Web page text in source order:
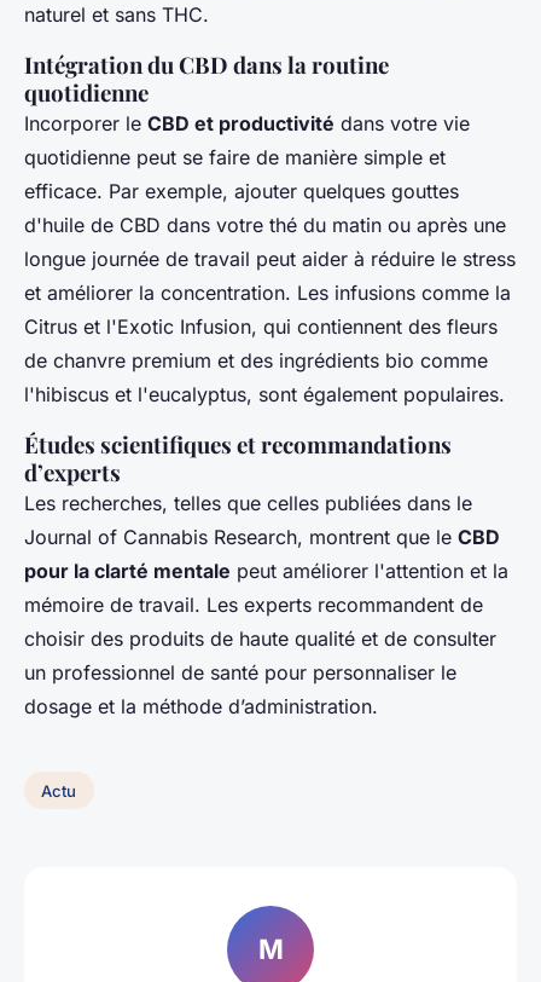
naturel et sans THC.
Intégration du CBD dans la routine
quotidienne
Incorporer le CBD et productivité dans votre vie
quotidienne peut se faire de manière simple et
efficace. Par exemple, ajouter quelques gouttes
d'huile de CBD dans votre thé du matin ou après une
longue journée de travail peut aider à réduire le stress
et améliorer la concentration. Les infusions comme la
Citrus et l'Exotic Infusion, qui contiennent des fleurs
de chanvre premium et des ingrédients bio comme
l'hibiscus et l'eucalyptus, sont également populaires.
Études scientifiques et recommandations
d’experts
Les recherches, telles que celles publiées dans le
Journal of Cannabis Research, montrent que le CBD
pour la clarté mentale peut améliorer l'attention et la
mémoire de travail. Les experts recommandent de
choisir des produits de haute qualité et de consulter
un professionnel de santé pour personnaliser le
dosage et la méthode d’administration.
Actu
M